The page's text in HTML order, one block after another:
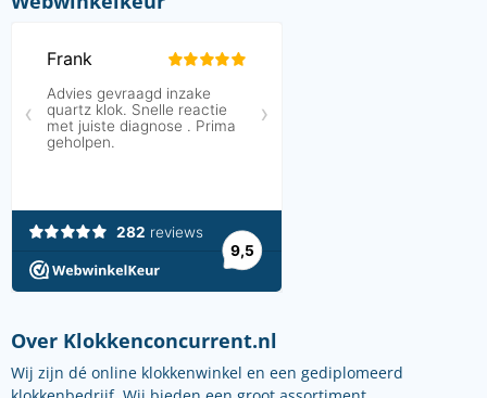
Over Klokkenconcurrent.nl
Wij zijn dé online klokkenwinkel en een gediplomeerd